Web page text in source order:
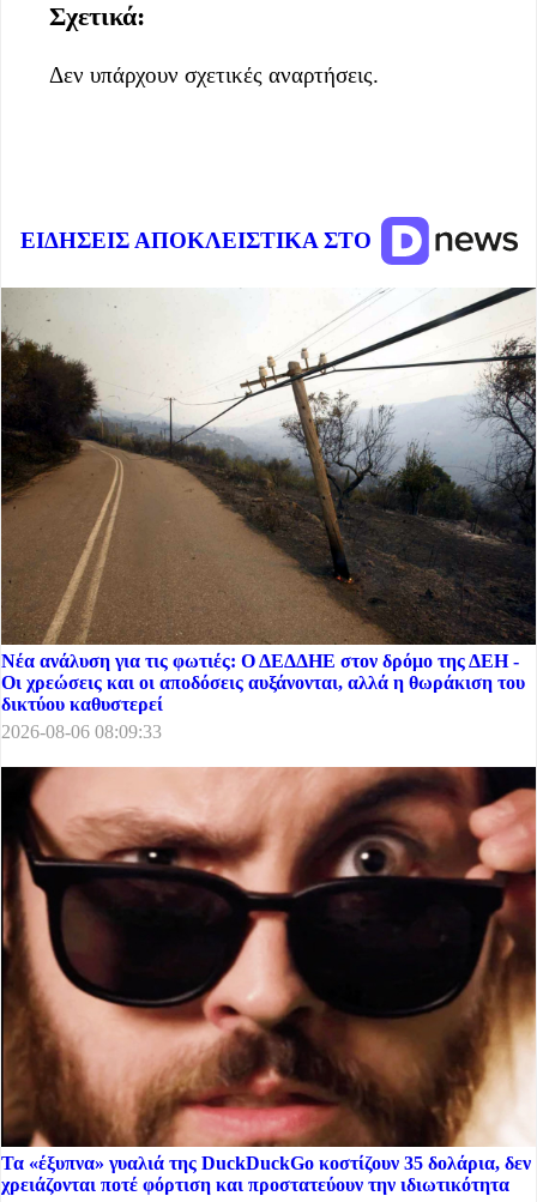
Σχετικά:
Δεν υπάρχουν σχετικές αναρτήσεις.
ΕΙΔΗΣΕΙΣ ΑΠΟΚΛΕΙΣΤΙΚΑ ΣΤΟ
Νέα ανάλυση για τις φωτιές: Ο ΔΕΔΔΗΕ στον δρόμο της ΔΕΗ -
Οι χρεώσεις και οι αποδόσεις αυξάνονται, αλλά η θωράκιση του
δικτύου καθυστερεί
2026-08-06 08:09:33
Τα «έξυπνα» γυαλιά της DuckDuckGo κοστίζουν 35 δολάρια, δεν
χρειάζονται ποτέ φόρτιση και προστατεύουν την ιδιωτικότητα